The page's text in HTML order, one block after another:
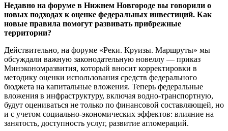
Недавно на форуме в Нижнем Новгороде вы говорили о
новых подходах к оценке федеральных инвестиций. Как
новые правила помогут развивать прибрежные
территории?
Действительно, на форуме «Реки. Круизы. Маршруты» мы
обсуждали важную законодательную новеллу — приказ
Минэкономразвития, который вносит корректировки в
методику оценки использования средств федерального
бюджета на капитальные вложения. Теперь федеральные
вложения в инфраструктуру, включая водно-транспортную,
будут оцениваться не только по финансовой составляющей, но
и с учетом социально-экономических эффектов: влияние на
занятость, доступность услуг, развитие агломераций.